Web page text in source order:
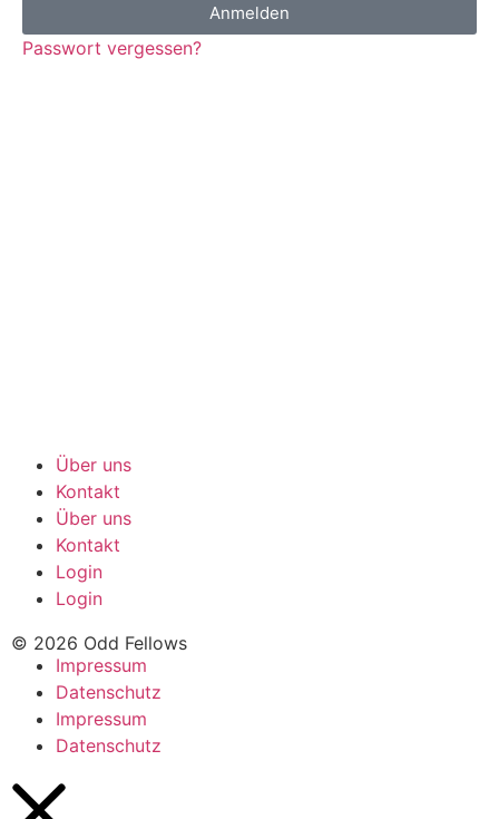
Anmelden
Passwort vergessen?
Über uns
Kontakt
Über uns
Kontakt
Login
Login
© 2026 Odd Fellows
Impressum
Datenschutz
Impressum
Datenschutz